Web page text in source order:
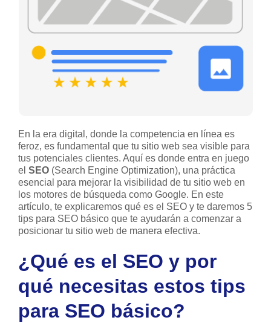
En la era digital, donde la competencia en línea es
feroz, es fundamental que tu sitio web sea visible para
tus potenciales clientes. Aquí es donde entra en juego
el SEO (Search Engine Optimization), una práctica
esencial para mejorar la visibilidad de tu sitio web en
los motores de búsqueda como Google. En este
artículo, te explicaremos qué es el SEO y te daremos 5
tips para SEO básico que te ayudarán a comenzar a
posicionar tu sitio web de manera efectiva.
¿Qué es el SEO y por
qué necesitas estos tips
para SEO básico?